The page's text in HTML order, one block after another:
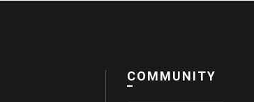
COMMUNITY